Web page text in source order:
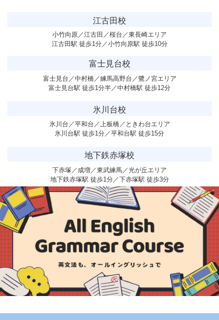
江古田校
小竹向原／江古田／桜台／東長崎エリア
江古田駅 徒歩1分／小竹向原駅 徒歩10分
富士見台校
富士見台／中村橋／練馬高野台／鷺ノ宮エリア
富士見台駅 徒歩1分半／中村橋駅 徒歩12分
氷川台校
氷川台／平和台／上板橋／ときわ台エリア
氷川台駅 徒歩1分／平和台駅 徒歩15分
地下鉄赤塚校
下赤塚／成増／東武練馬／光が丘エリア
地下鉄赤塚駅 徒歩1分／下赤塚駅 徒歩3分